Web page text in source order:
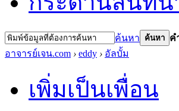
ค้นหา ค้นหา ค
อาจารย์เจน.com › eddy › อัลบั้ม
เพิ่มเป็นเพื่อน